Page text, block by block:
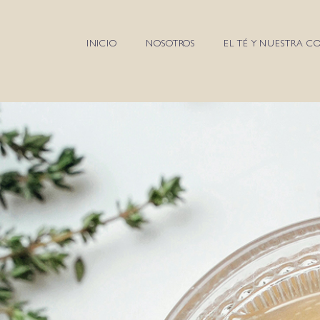
INICIO NOSOTROS EL TÉ Y NUESTRA